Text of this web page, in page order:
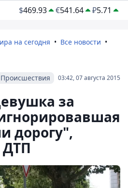
$469.93 €541.64 ₽5.71
на сегодня
Все новости
03:42, 07 августа 2015
Происшествия
за
дорогу",